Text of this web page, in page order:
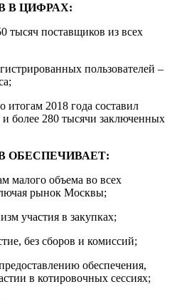
В ЦИФРАХ:
тысяч поставщиков из всех
пользователей –
итогам 2018 года составил
более 280 тысячи заключенных
ОБЕСПЕЧИВАЕТ:
малого объема во всех
рынок Москвы;
участия в закупках;
без сборов и комиссий;
обеспечения,
в котировочных сессиях;